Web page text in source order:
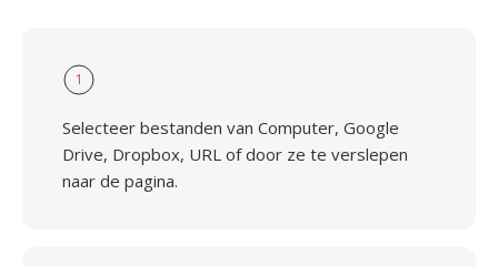
1
Selecteer bestanden van Computer, Google
Drive, Dropbox, URL of door ze te verslepen
naar de pagina.